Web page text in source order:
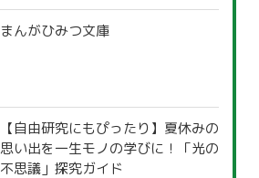
まんがひみつ文庫
【自由研究にもぴったり】夏休みの
思い出を一生モノの学びに！「光の
不思議」探究ガイド